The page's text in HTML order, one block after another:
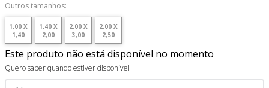
Outros tamanhos:
1,00 X
1,40
1,40 X
2,00
2,00 X
3,00
2,00 X
2,50
Este produto não está disponível no momento
Quero saber quando estiver disponível
8º
tricoline digital
9º
tecido oxford
10 º toalha mesa